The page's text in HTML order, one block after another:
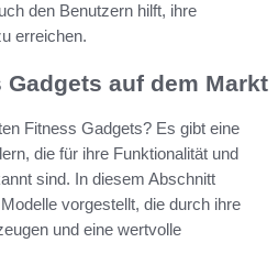
den Benutzern hilft, ihre
erreichen.
auf dem Markt
Fitness Gadgets? Es gibt eine
die für ihre Funktionalität und
sind. In diesem Abschnitt
vorgestellt, die durch ihre
und eine wertvolle